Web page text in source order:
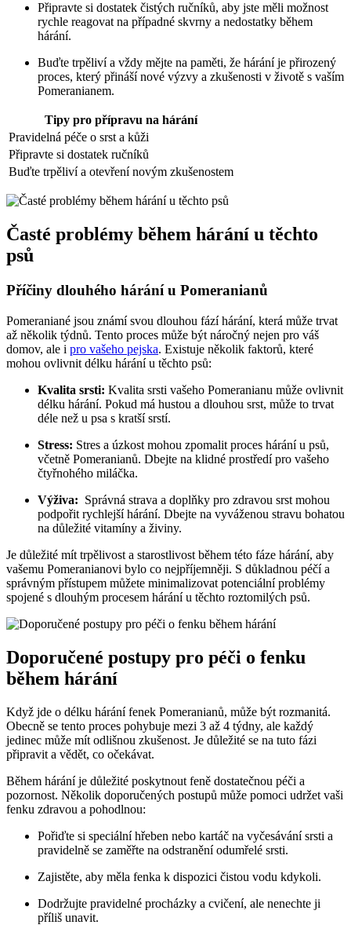
Připravte si ‌dostatek čistých ručníků, ‍aby jste‍ měli možnost
rychle reagovat na‌ případné skvrny a nedostatky během
‌hárání.
Buďte ⁤trpěliví a ‍vždy mějte na⁤ paměti,⁢ že hárání je přirozený
proces, který přináší nové výzvy ​a zkušenosti v životě s vaším
Pomeranianem.
Tipy pro přípravu na‌ hárání
Pravidelná péče o srst a kůži
Připravte si ‌dostatek ručníků
Buďte trpěliví a otevření novým zkušenostem
Časté problémy během hárání u těchto
psů
Příčiny dlouhého hárání u Pomeranianů
Pomeraniané⁣ jsou​ známí svou dlouhou fází hárání,⁣ která může trvat⁤
až‌ několik týdnů. Tento proces může být⁤ náročný nejen pro váš
domov, ale i pro vašeho pejska. Existuje několik faktorů, které
mohou ovlivnit délku hárání‍ u těchto psů:
Kvalita⁤ srsti: Kvalita srsti vašeho Pomeranianu může ovlivnit
délku hárání. Pokud‌ má ​hustou a⁣ dlouhou srst, může to trvat
déle⁢ než u psa s ⁤kratší srstí.
Stress: Stres a úzkost ⁤mohou zpomalit proces‌ hárání u psů,
včetně ​Pomeranianů. Dbejte na klidné prostředí pro vašeho
čtyřnohého miláčka.
Výživa: ​ Správná ⁣strava a ⁤doplňky pro zdravou srst mohou
podpořit rychlejší​ hárání. Dbejte na vyváženou stravu bohatou
na důležité vitamíny a živiny.
Je⁣ důležité mít trpělivost a starostlivost ‍během této fáze hárání, aby
vašemu Pomeranianovi bylo co nejpříjemněji. S ‌důkladnou péčí a
správným přístupem můžete minimalizovat potenciální problémy
spojené s​ dlouhým procesem hárání‌ u‌ těchto roztomilých psů.
Doporučené postupy pro péči ⁣o fenku
během hárání
Když jde o délku hárání fenek Pomeranianů, může být rozmanitá.
Obecně se tento proces ⁤pohybuje mezi 3 až 4 ⁣týdny, ale ⁤každý
jedinec může mít odlišnou ‌zkušenost. Je důležité se na tuto fázi
připravit a vědět, co očekávat.
Během hárání‍ je důležité poskytnout feně dostatečnou péči a
pozornost. Několik⁢ doporučených​ postupů⁢ může pomoci udržet vaši
fenku ⁢zdravou a pohodlnou:
Pořiďte si speciální hřeben⁣ nebo kartáč na vyčesávání srsti a
pravidelně se zaměřte na‍ odstranění odumřelé srsti.
Zajistěte, aby měla fenka k dispozici čistou vodu kdykoli.
Dodržujte pravidelné procházky a cvičení,‍ ale nenechte ji
⁤příliš unavit.